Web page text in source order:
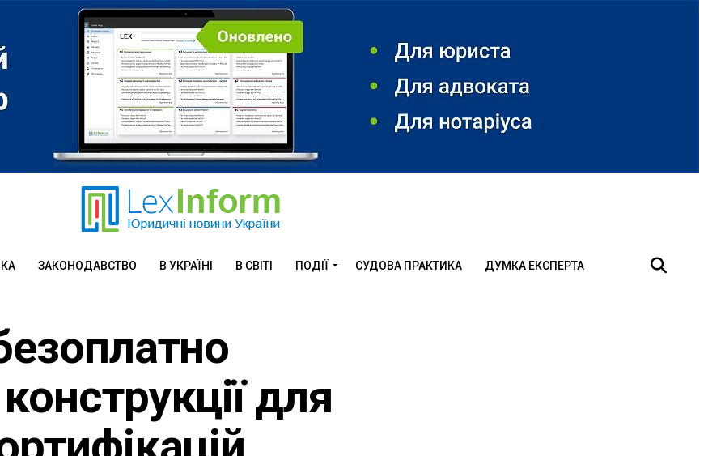
ЗАКОНОДАВСТВО В УКРАЇНІ В СВІТІ ПОДІЇ СУДОВА ПРАКТИКА ДУМКА ЕКСПЕРТА
для